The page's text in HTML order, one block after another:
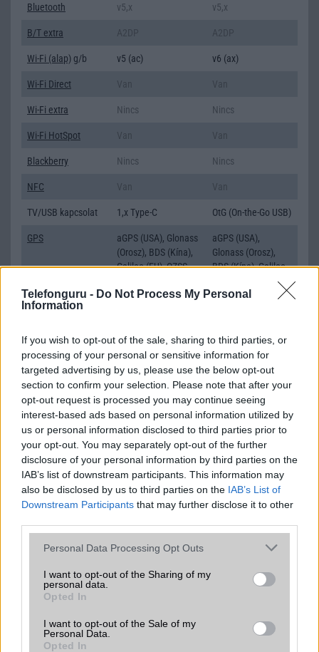
Telefonguru - Do Not Process My Personal
Information
If you wish to opt-out of the sale, sharing to third parties, or
processing of your personal or sensitive information for
targeted advertising by us, please use the below opt-out
section to confirm your selection. Please note that after your
opt-out request is processed you may continue seeing
interest-based ads based on personal information utilized by
us or personal information disclosed to third parties prior to
your opt-out. You may separately opt-out of the further
disclosure of your personal information by third parties on the
IAB’s list of downstream participants. This information may
also be disclosed by us to third parties on the IAB’s List of
Downstream Participants that may further disclose it to other
Please note that this website/app uses one or more Google
not limited to your visit or usage behaviour. You may click to
grant or deny consent to Google and its third-party tags to
use your data for below specified purposes in below Google
consent section.
Personal Data Processing Opt Outs
I want to opt-out of the Sharing of my
personal data.
Opted In
I want to opt-out of the Sale of my
Personal Data.
Opted In
Bluetooth v5,x v5,x
B/T extra
Wi-Fi (alap) g/b v5 (ac) v6 (ax)
Wi-Fi Direct
Wi-Fi extra Nincs Nincs
Wi-Fi HotSpot Van Van
Blackberry Nincs Nincs
NFC Van Van
TV/USB kapcsolat 1,x Type-C OtG (On-the-Go USB)
GPS
aGPS (USA), Glonass
(Orosz), BDS (Kína),
Galileo (EU), QZSS
aGPS (USA),
Glonass (Orosz),
BDS (Kína), Galileo
Push to Talk
Típus Li-Polimer Li-Polimer
Készenléti idő h /
Cserélhetőség
Az akkumulátor nem
vehetõ ki!
Az akkumulátor
nem vehetõ ki!
Gyorstöltés
Gyorstöltésre
alkalmas
alkalmas
ALKALMAZÁSOK ÉS ÉRZÉKELŐK
Java Nincs Nincs
olvasó
Fingerprint sensor
SNS integráció alap szolgáltatás alap szolgáltatás
Organizer alap szolgáltatás alap szolgáltatás
T9 szótár
független szótár
független szótár
Office alkalmazások